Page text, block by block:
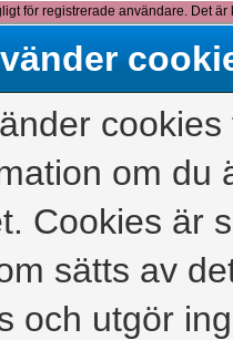
för registrerade användare. Det
om du
Cookies är
sätts av
och utgör